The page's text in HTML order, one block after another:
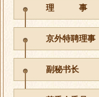
理 事
京外特聘理事
副秘书长